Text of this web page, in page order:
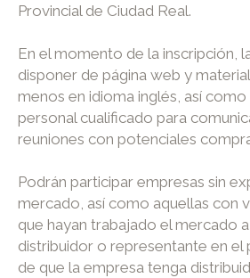
Provincial de Ciudad Real.
En el momento de la inscripción,
disponer de página web y
menos en idioma inglés, así
personal cualificado para
reuniones con potenciales
Podrán participar empresas sin
mercado, así como aquellas con
que hayan trabajado el mercado
distribuidor o representante en el
de que la empresa tenga